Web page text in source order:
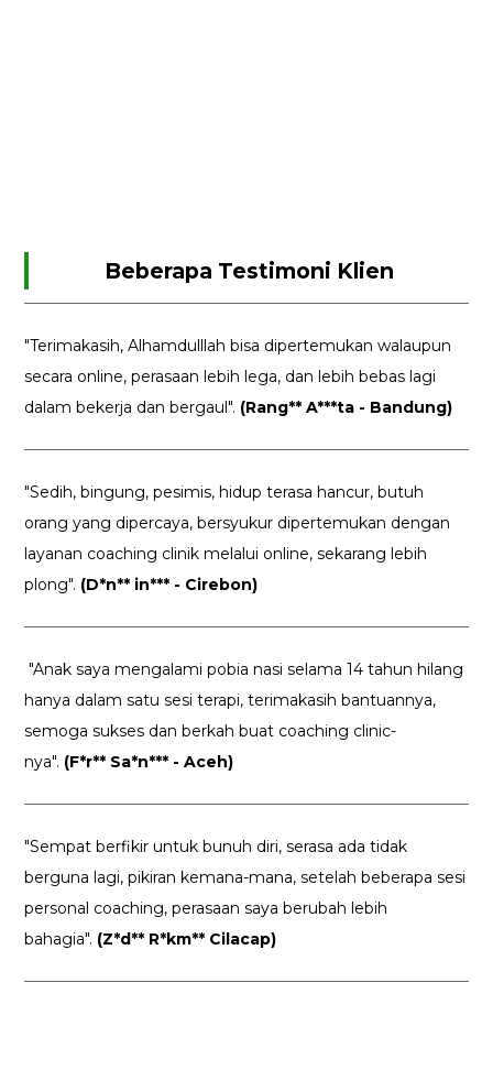
Beberapa Testimoni Klien
"Terimakasih, Alhamdulllah bisa dipertemukan walaupun
secara online, perasaan lebih lega, dan lebih bebas lagi
dalam bekerja dan bergaul". (Rang** A***ta - Bandung)
"Sedih, bingung, pesimis, hidup terasa hancur, butuh
orang yang dipercaya, bersyukur dipertemukan dengan
layanan coaching clinik melalui online, sekarang lebih
plong". (D*n** in*** - Cirebon)
"Anak saya mengalami pobia nasi selama 14 tahun hilang
hanya dalam satu sesi terapi, terimakasih bantuannya,
semoga sukses dan berkah buat coaching clinic-
nya". (F*r** Sa*n*** - Aceh)
"Sempat berfikir untuk bunuh diri, serasa ada tidak
berguna lagi, pikiran kemana-mana, setelah beberapa sesi
personal coaching, perasaan saya berubah lebih
bahagia". (Z*d** R*km** Cilacap)